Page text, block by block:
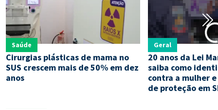
Saúde
Cirurgias plásticas de mama no
SUS crescem mais de 50% em dez
anos
Geral
20 anos da Lei
saiba como
contra a mulher
de proteção em